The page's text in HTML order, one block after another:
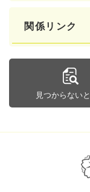
関係リンク
見つからない